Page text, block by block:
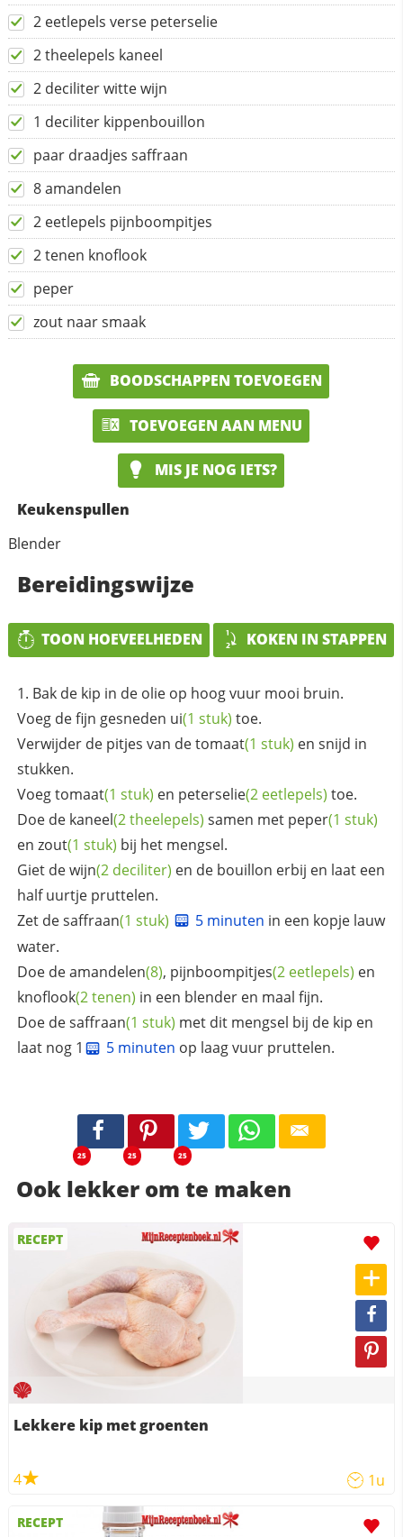
2 eetlepels verse peterselie
2 theelepels kaneel
2 deciliter witte wijn
1 deciliter kippenbouillon
paar draadjes saffraan
8 amandelen
2 eetlepels pijnboompitjes
2 tenen knoflook
peper
zout naar smaak
BOODSCHAPPEN TOEVOEGEN
TOEVOEGEN AAN MENU
MIS JE NOG IETS?
Keukenspullen
Blender
Bereidingswijze
TOON HOEVEELHEDEN KOKEN IN STAPPEN
Bak de kip in de olie op hoog vuur mooi bruin.
Voeg de fijn gesneden ui(1 stuk) toe.
Verwijder de pitjes van detomaat(1 stuk) en snijd in
stukken.
Voegtomaat(1 stuk) en peterselie(2 eetlepels) toe.
Doe de kaneel(2 theelepels) samen met peper(1 stuk)
en zout(1 stuk) bij het mengsel.
Giet dewijn(2 deciliter) en de bouillon erbij en laat een
half uurtje pruttelen.
Zet desaffraan(1 stuk) 5 minuten in een kopje lauw
water.
Doe deamandelen(8), pijnboompitjes(2 eetlepels) en
knoflook(2 tenen) in een blender en maal fijn.
Doe desaffraan(1 stuk) met dit mengsel bij de kip en
laat nog 1
5 minuten op laag vuur pruttelen.
25 25 25
Ook lekker om te maken
RECEPT
Lekkere kip met groenten
4 1u
RECEPT